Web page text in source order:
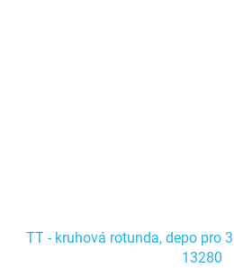
TT - kruhová rotunda, depo pro
13280